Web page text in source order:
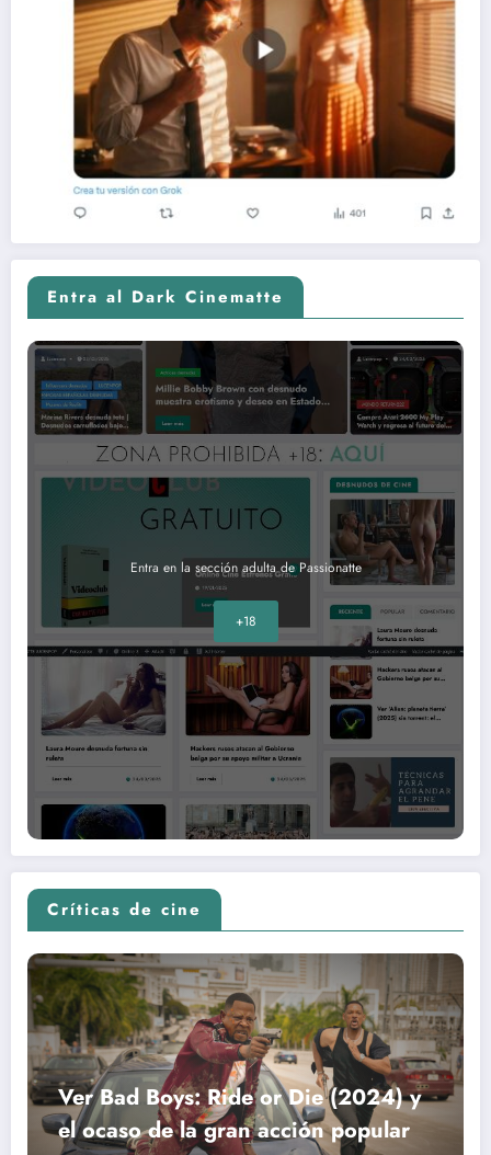
Entra al Dark Cinematte
Entra en la sección adulta de Passionatte
+18
Críticas de cine
Ver Bad Boys: Ride or Die (2024) y
el ocaso de la gran acción popular